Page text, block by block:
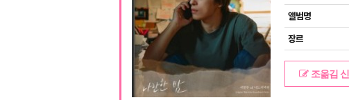
앨범명
장르
조옮김